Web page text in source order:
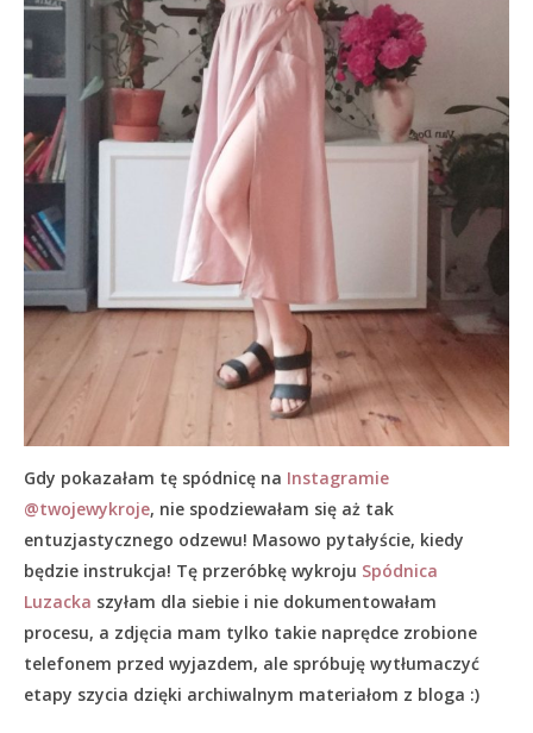
Gdy pokazałam tę spódnicę na Instagramie
@twojewykroje, nie spodziewałam się aż tak
entuzjastycznego odzewu! Masowo pytałyście, kiedy
będzie instrukcja! Tę przeróbkę wykroju Spódnica
Luzacka szyłam dla siebie i nie dokumentowałam
procesu, a zdjęcia mam tylko takie naprędce zrobione
telefonem przed wyjazdem, ale spróbuję wytłumaczyć
etapy szycia dzięki archiwalnym materiałom z bloga :)